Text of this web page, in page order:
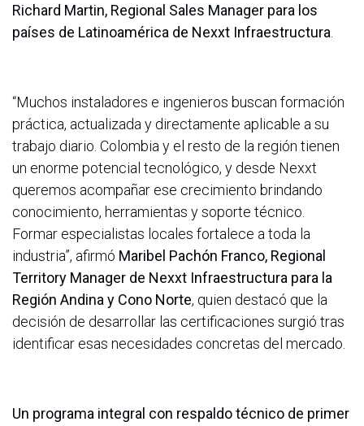
Richard Martin, Regional Sales Manager para los
países de Latinoamérica de Nexxt Infraestructura.
“Muchos instaladores e ingenieros buscan formación
práctica, actualizada y directamente aplicable a su
trabajo diario. Colombia y el resto de la región tienen
un enorme potencial tecnológico, y desde Nexxt
queremos acompañar ese crecimiento brindando
conocimiento, herramientas y soporte técnico.
Formar especialistas locales fortalece a toda la
industria”, afirmó Maribel Pachón Franco, Regional
Territory Manager de Nexxt Infraestructura para la
Región Andina y Cono Norte, quien destacó que la
decisión de desarrollar las certificaciones surgió tras
identificar esas necesidades concretas del mercado.
Un programa integral con respaldo técnico de primer